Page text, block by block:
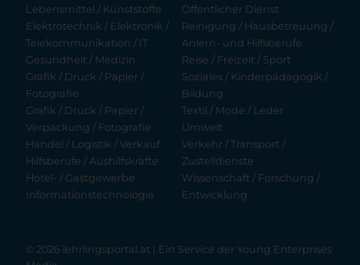
Lebensmittel / Kunststoffe
Elektrotechnik / Elektronik /
Telekommunikation / IT
Gesundheit / Medizin
Grafik / Druck / Papier /
Fotografie
Grafik / Druck / Papier /
Verpackung / Fotografie
Handel / Logistik / Verkauf
Hilfsberufe / Aushilfskräfte
Hotel- / Gastgewerbe
Informationstechnologie
Öffentlicher Dienst
Reinigung / Hausbetreuung /
Anlern- und Hilfsberufe
Reise / Freizeit / Sport
Soziales / Kinderpädagogik /
Bildung
Textil / Mode / Leder
Umwelt
Verkehr / Transport /
Zustelldienste
Wissenschaft / Forschung /
Entwicklung
© 2026 lehrlingsportal.at | Ein Service der Young Enterprises